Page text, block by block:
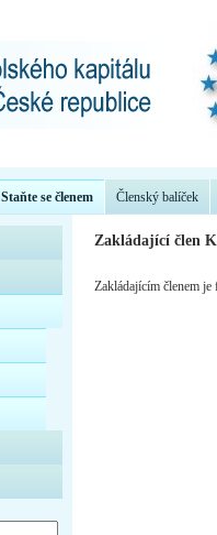
Staňte se členem Členský balíček
Zakládající člen
Zakládajícím členem